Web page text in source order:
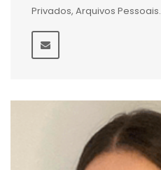
Privados, Arquivos Pessoais.